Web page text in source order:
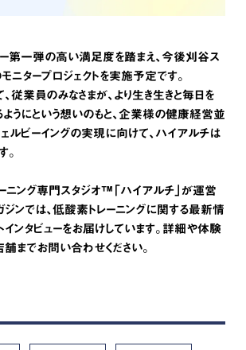
第一弾の高い満足度を踏まえ、今後刈谷ス
ニタープロジェクトを実施予定です。
従業員のみなさまが、より生き生きと毎日を
ようにという想いのもと、企業様の健康経営並
ルビーイングの実現に向けて、ハイアルチは
。
ニング専門スタジオ™「ハイアルチ」が運営
ジンでは、低酸素トレーニングに関する最新情
インタビューをお届けしています。詳細や体験
までお問い合わせください。